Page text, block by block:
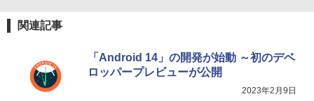
￥480
Amazon Kindle Colorsoft | 16GBストレ
ージ、防水、7インチカラーディスプレ
イ、色調調節ライト、最大8週間持続バッ
テリー、広告無し、ブラック (2025年発
関連記事
「Android 14」の開発が始動 ～初のデベ
ロッパープレビューが公開
2023年2月9日